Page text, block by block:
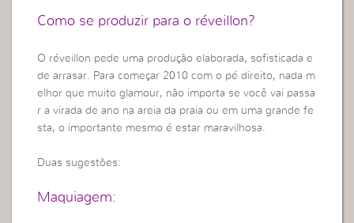
Como se produzir para o réveillon?
O réveillon pede uma produção elaborada, sofisticada e
de arrasar. Para começar 2010 com o pé direito, nada m
elhor que muito glamour, não importa se você vai passa
r a virada de ano na areia da praia ou em uma grande fe
sta, o importante mesmo é estar maravilhosa.
Duas sugestões:
Maquiagem: